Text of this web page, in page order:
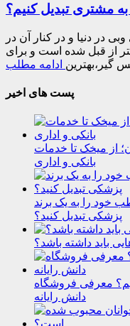
به مشتری تبدیل کنیم؟
در دنیا و در کنار آن در
از قبل شده است و برای
گیر،بهترین ادامه مطلب
پست های اخیر
از میخک تا خدمات
بانکی و اداری
خود را به یک برند
پزشکی تبدیل کنید؟
باید داشته باشد؟
معرفی فروشگاه
دانش رایانه